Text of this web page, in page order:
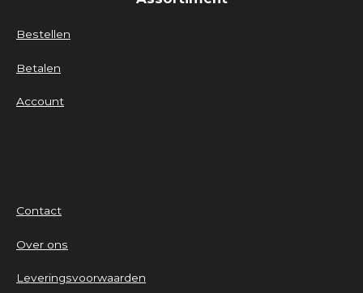
Bestellen
Betalen
Account
Contact
Over ons
Leveringsvoorwaarden